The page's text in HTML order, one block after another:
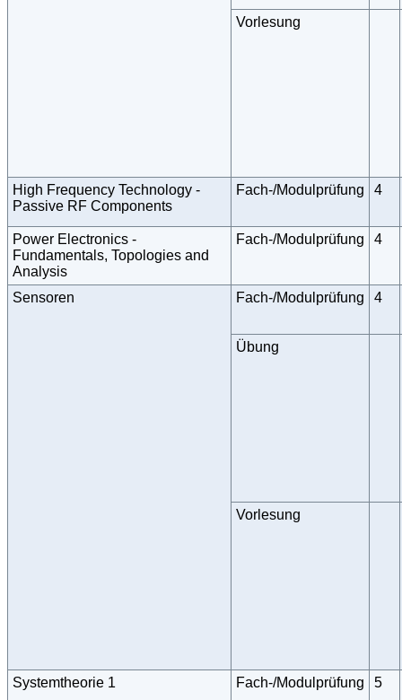
Vorlesung
High Frequency Technology -
Passive RF Components
Fach-/Modulprüfung 4
Power Electronics -
Fundamentals, Topologies and
Analysis
Fach-/Modulprüfung 4
Sensoren Fach-/Modulprüfung 4
Übung
Vorlesung
Systemtheorie 1 Fach-/Modulprüfung 5